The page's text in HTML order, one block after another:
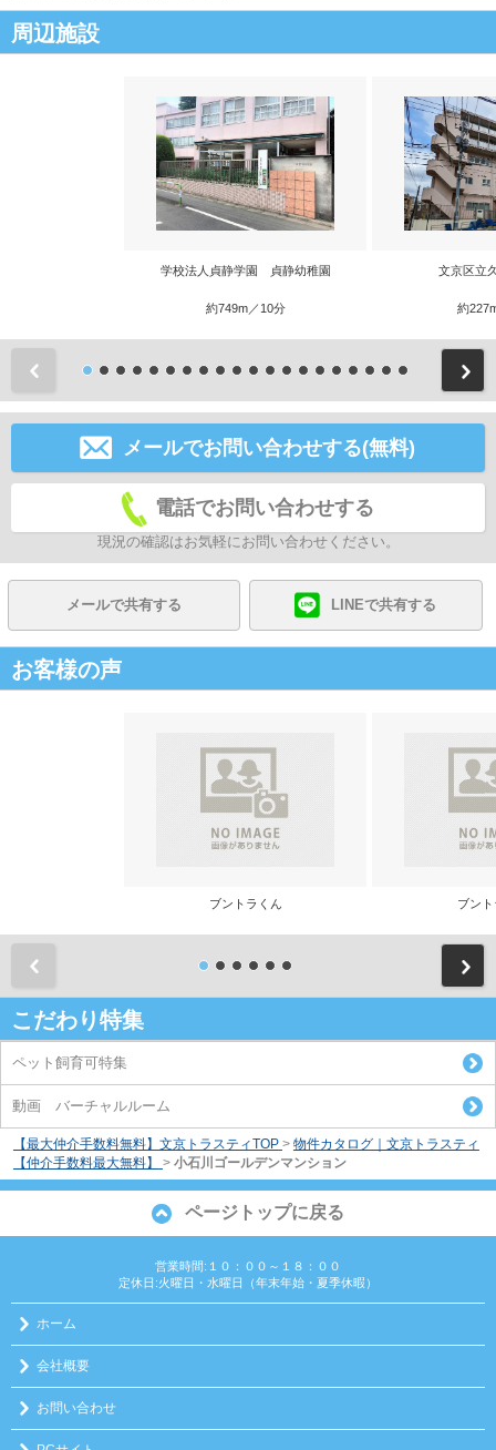
周辺施設
学校法人貞静学園 貞静幼稚園
約749m／10分
文京区立
約
メールでお問い合わせする(無料)
電話でお問い合わせする
現況の確認はお気軽にお問い合わせください。
メールで共有する LINEで共有する
お客様の声
ブントラくん ブン
こだわり特集
ペット飼育可特集
動画 バーチャルルーム
【最大仲介手数料無料】文京トラスティTOP > 物件カタログ｜文京トラスティ
【仲介手数料最大無料】
> 小石川ゴールデンマンション
ページトップに戻る
営業時間:１０：００～１８：００
定休日:火曜日・水曜日（年末年始・夏季休暇）
ホーム
会社概要
お問い合わせ